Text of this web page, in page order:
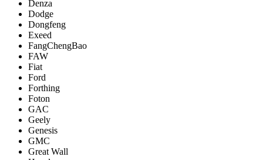
Denza
Dodge
Dongfeng
Exeed
FangChengBao
FAW
Fiat
Ford
Forthing
Foton
GAC
Geely
Genesis
GMC
Great Wall